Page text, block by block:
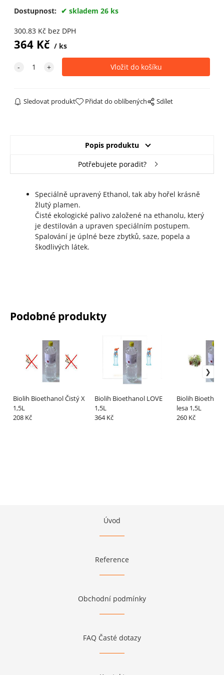
Dostupnost: skladem 26 ks
300.83Kč bez DPH
364Kč ks
Sledovat produkt Přidat do oblíbených Sdílet
Popis produktu
Potřebujete poradit?
Speciálně upravený Ethanol, tak aby hořel krásně
žlutý plamen.
Čisté ekologické palivo založené na ethanolu, který
je destilován a upraven speciálním postupem.
Spalování je úplné beze zbytků, saze, popela a
škodlivých látek.
Podobné produkty
Biolih Bioethanol Čistý X
1,5L
208 Kč
Biolih Bioethanol LOVE
1,5L
364 Kč
Biolih
lesa 1,5L
260 Kč
Úvod
Reference
Obchodní podmínky
FAQ Časté dotazy